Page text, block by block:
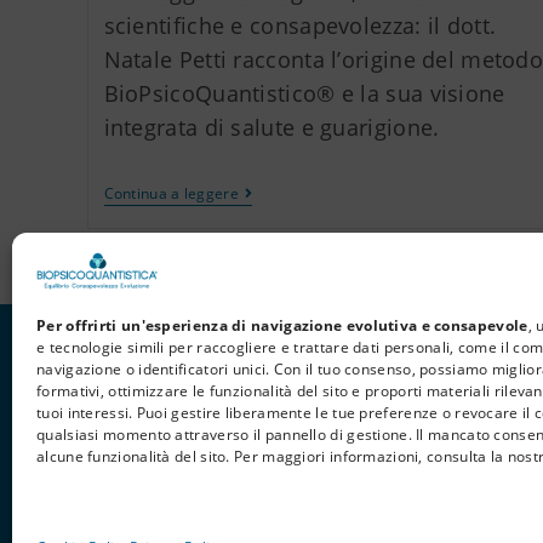
Per offrirti un'esperienza di navigazione evolutiva e consapevole,
e tecnologie simili per raccogliere e trattare dati personali, come il
navigazione o identificatori unici. Con il tuo consenso, possiamo
formativi, ottimizzare le funzionalità del sito e proporti materiali
tuoi interessi. Puoi gestire liberamente le tue preferenze o revocare il
qualsiasi momento attraverso il pannello di gestione. Il mancato
alcune funzionalità del sito. Per maggiori informazioni, consulta la
scientifiche e consapevolezza: il dott.
Natale Petti racconta l’origine del metodo
BioPsicoQuantistico® e la sua visione
integrata di salute e guarigione.
Continua a leggere
© 2026 BioPsicoQuantistica® – Tutti i diritti riservati. Powered by
Le informazioni contenute in questo sito, così come